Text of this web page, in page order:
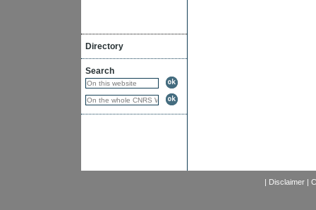
Directory
Search
| Disclaimer|